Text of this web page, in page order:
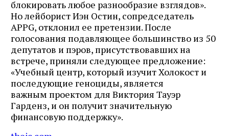
блокировать любое разнообразие взглядов».
Но лейборист Иэн Остин, сопредседатель
APPG, отклонил ее претензии. После
голосования подавляющее большинство из 50
депутатов и пэров, присутствовавших на
встрече, приняли следующее предложение:
«Учебный центр, который изучит Холокост и
последующие геноциды, является
важным проектом для Виктория Тауэр
Гарденз, и он получит значительную
финансовую поддержку».